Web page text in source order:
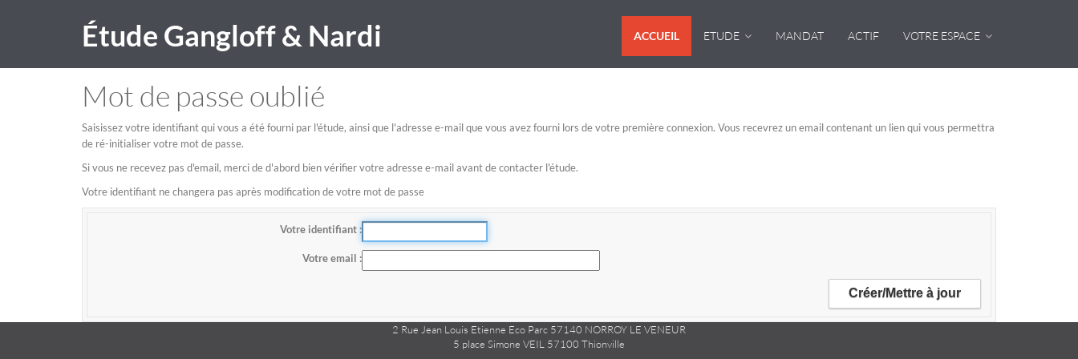
Étude Gangloff & Nardi ACCUEIL ETUDE MANDAT ACTIF VOTRE ESPACE
Mot de passe oublié
Saisissez votre identifiant qui vous a été fourni par l'étude, ainsi que l'adresse e-mail que vous avez fourni lors de votre première connexion. Vous recevrez un email contenant un lien qui vous permettra
de ré-initialiser votre mot de passe.
Si vous ne recevez pas d'email, merci de d'abord bien vérifier votre adresse e-mail avant de contacter l'étude.
Votre identifiant ne changera pas après modification de votre mot de passe
Votre identifiant
Votre email
2 Rue Jean Louis Etienne Eco Parc 57140 NORROY LE VENEUR
5 place Simone VEIL 57100 Thionville